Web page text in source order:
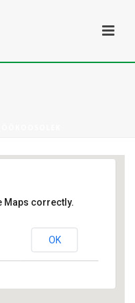
Maps correctly.
OK